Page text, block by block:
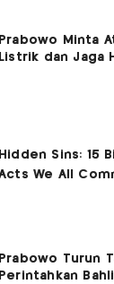
Prabowo Minta
Listrik dan Jaga
Prabowo Turun
Perintahkan